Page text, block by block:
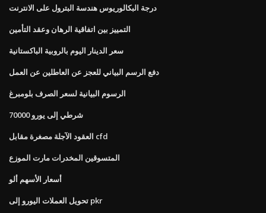
درجة البكالوريوس هندسة البترول على الانترنت
التمييز بين اتفاقية الرهان وعقد التأمين
سعر الدينار اليوم بالروبية الباكستانية
دفع الرسم البياني للعجز عن العاطلين عن العمل
الرسوم البيانية لسعر الصرف بلومبرغ
70000 شرطي إلى يورو
العقود الآجلة مصغرة مقابل cfd
المتسوقين المخدرات مارت الموزع
أسعار الأسهم ألو
تحويل العملات اليورو إلى pkr